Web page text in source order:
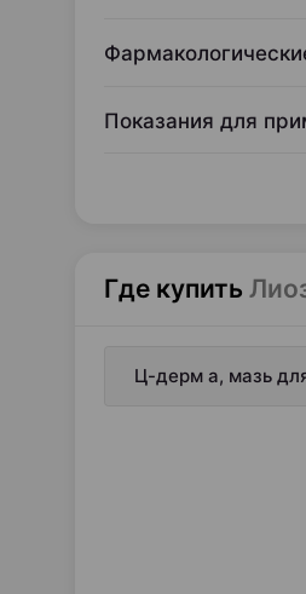
Показания для
Где купить
Ц-дерм а, мазь